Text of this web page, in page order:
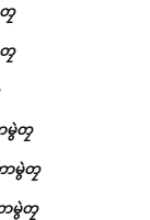
တၠ
တၠ
မွဲတၠ
ာမွဲတၠ
ာမွဲတၠ